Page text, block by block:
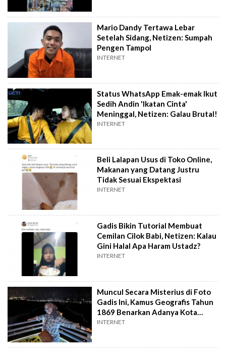
Mario Dandy Tertawa Lebar
Setelah Sidang, Netizen: Sumpah
Pengen Tampol
INTERNET
Status WhatsApp Emak-emak Ikut
Sedih Andin 'Ikatan Cinta'
Meninggal, Netizen: Galau Brutal!
INTERNET
Beli Lalapan Usus di Toko Online,
Makanan yang Datang Justru
Tidak Sesuai Ekspektasi
INTERNET
Gadis Bikin Tutorial Membuat
Cemilan Cilok Babi, Netizen: Kalau
Gini Halal Apa Haram Ustadz?
INTERNET
Muncul Secara Misterius di Foto
Gadis Ini, Kamus Geografis Tahun
1869 Benarkan Adanya Kota
Saranjana di Kalimantan
INTERNET